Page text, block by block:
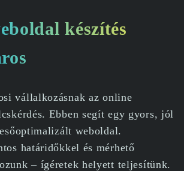
készítés
vállalkozásnak az online
Ebben segít egy gyors, jól
weboldal.
határidőkkel és mérhető
– ígéretek helyett teljesítünk.